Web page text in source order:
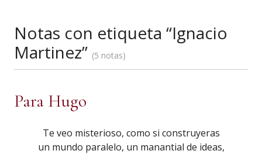
Notas con etiqueta “Ignacio
Martinez”
5 notas
Para Hugo
Te veo misterioso, como si construyeras
un mundo paralelo, un manantial de ideas,